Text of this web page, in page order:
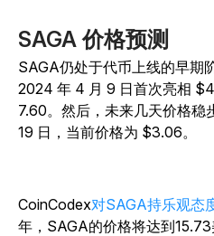
SAGA 价格预测
SAGA仍处于代币上线的早期
2024 年 4 月 9 日首次亮相
7.60。然后，未来几天价格稳
19 日，当前价格为 $3.06。
CoinCodex对SAGA持乐观态
年，SAGA的价格将达到